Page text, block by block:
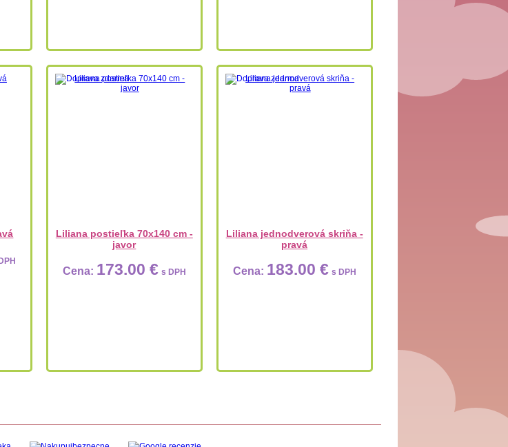
Liliana postieľka 70x140 cm -
javor
Cena: 173.00 € s DPH
Liliana jednodverová skriňa -
pravá
Cena: 183.00 € s DPH